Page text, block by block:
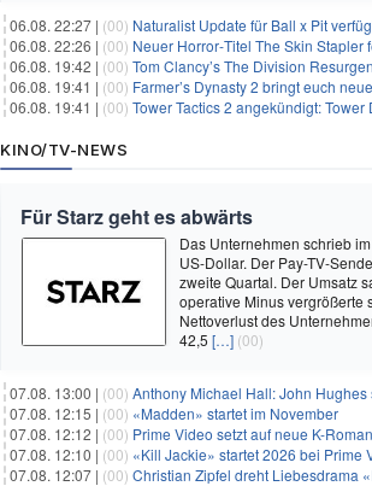
06.08. 22:27 | (00) Naturalist Update für Ball x Pit
06.08. 22:26 | (00) Neuer Horror‑Titel The Skin Stapler
06.08. 19:42 | (00) Tom Clancy’s The Division
06.08. 19:41 | (00) Farmer’s Dynasty 2 bringt euch
06.08. 19:41 | (00) Tower Tactics 2 angekündigt:
KINO/TV-NEWS
Für Starz geht es abwärts
Das Unternehmen schrieb
US-Dollar. Der Pay-TV-
zweite Quartal. Der Umsatz
operative Minus vergrößerte
Nettoverlust des
42,5 […] (00)
07.08. 13:00 | (00) Anthony Michael Hall: John
07.08. 12:15 | (00) «Madden» startet im November
07.08. 12:12 | (00) Prime Video setzt auf neue K-
07.08. 12:10 | (00) «Kill Jackie» startet 2026 bei Prime
07.08. 12:07 | (00) Christian Zipfel dreht Liebesdrama